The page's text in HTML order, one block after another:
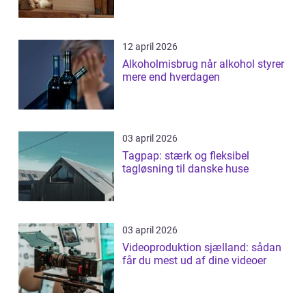
12 april 2026
Alkoholmisbrug når alkohol styrer
mere end hverdagen
03 april 2026
Tagpap: stærk og fleksibel
tagløsning til danske huse
03 april 2026
Videoproduktion sjælland: sådan
får du mest ud af dine videoer